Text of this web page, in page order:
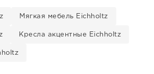
Мягкая мебель Eichholtz
Кресла акцентные Eichholtz